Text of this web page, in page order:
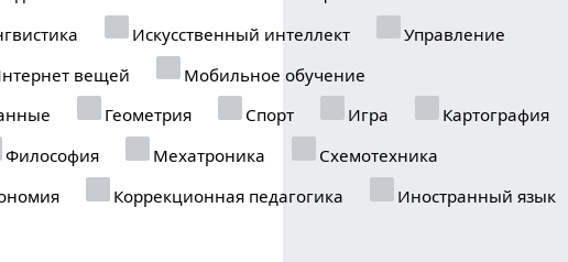
Искусственный интеллект
Управление
вещей
Мобильное обучение
Геометрия Спорт Игра
Картография
Философия Мехатроника
Схемотехника
Коррекционная педагогика
Иностранный язык